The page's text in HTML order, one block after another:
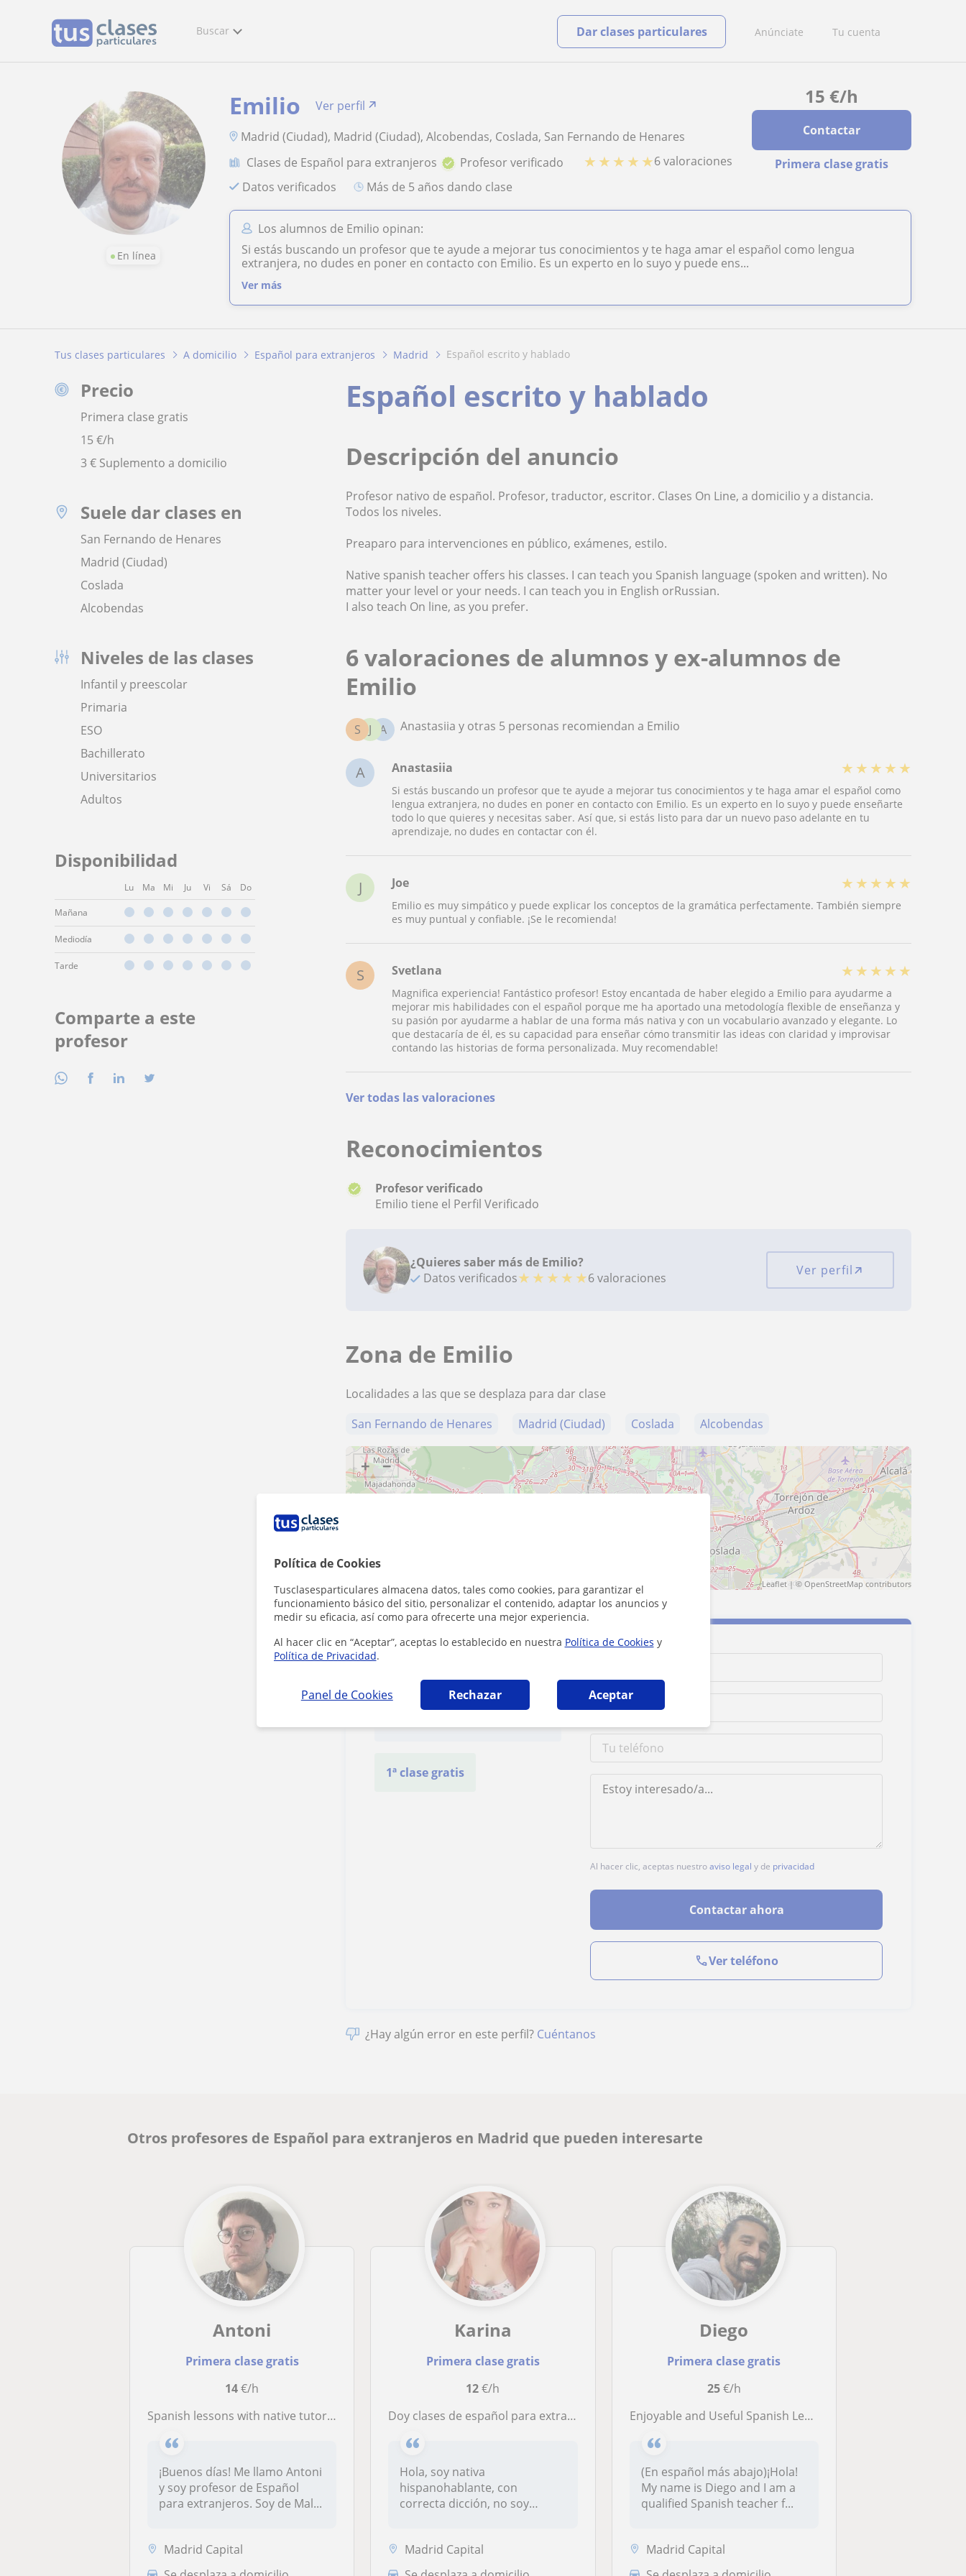
Política de Cookies
Tusclasesparticulares almacena datos, tales como cookies, para garantizar el
funcionamiento básico del sitio, personalizar el contenido, adaptar los anuncios y
medir su eficacia, así como para ofrecerte una mejor experiencia.
Al hacer clic en “Aceptar”, aceptas lo establecido en nuestra Política de Cookies y
Política de Privacidad.
Panel de Cookies Rechazar Aceptar
Buscar Anúnciate Tu cuenta
Dar clases particulares
En línea
15 €/h
Contactar
Primera clase gratis
Emilio
Ver perfil
Madrid (Ciudad), Madrid (Ciudad), Alcobendas, Coslada, San Fernando de Henares
Clases de Español para extranjeros
Profesor verificado ★ ★ ★ ★ ★6 valoraciones
Datos verificados
más de 5 años dando clase
Los alumnos de Emilio opinan:
Si estás buscando un profesor que te ayude a mejorar tus conocimientos y te haga amar el español como lengua
extranjera, no dudes en poner en contacto con Emilio. Es un experto en lo suyo y puede ens...
Ver más
Tus clases particulares A domicilio Español para extranjeros Madrid español escrito y hablado
Precio
Primera clase gratis
15€/h
3 € Suplemento a domicilio
Suele dar clases en
San Fernando de Henares
Madrid (Ciudad)
Coslada
Alcobendas
Niveles de las clases
Infantil y preescolar
Primaria
ESO
Bachillerato
Universitarios
Adultos
Disponibilidad
Lu Ma Mi Ju Vi Sá Do
Mañana
Mediodía
Tarde
Comparte a este
profesor
Español escrito y hablado
Descripción del anuncio
Profesor nativo de español. Profesor, traductor, escritor. Clases On Line, a domicilio y a distancia.
Todos los niveles.
Preaparo para intervenciones en público, exámenes, estilo.
Native spanish teacher offers his classes. I can teach you Spanish language (spoken and written). No
matter your level or your needs. I can teach you in English orRussian.
I also teach On line, as you prefer.
6 valoraciones de alumnos y ex-alumnos de
Emilio
A
J
S Anastasiia y otras 5 personas recomiendan a Emilio
A Anastasiia ★ ★ ★ ★ ★
Si estás buscando un profesor que te ayude a mejorar tus conocimientos y te haga amar el español como
lengua extranjera, no dudes en poner en contacto con Emilio. Es un experto en lo suyo y puede enseñarte
todo lo que quieres y necesitas saber. Así que, si estás listo para dar un nuevo paso adelante en tu
aprendizaje, no dudes en contactar con él.
J Joe ★ ★ ★ ★ ★
Emilio es muy simpático y puede explicar los conceptos de la gramática perfectamente. También siempre
es muy puntual y confiable. ¡Se le recomienda!
S Svetlana ★ ★ ★ ★ ★
Magnifica experiencia! Fantástico profesor! Estoy encantada de haber elegido a Emilio para ayudarme a
mejorar mis habilidades con el español porque me ha aportado una metodología flexible de enseñanza y
su pasión por ayudarme a hablar de una forma más nativa y con un vocabulario avanzado y elegante. Lo
que destacaría de él, es su capacidad para enseñar cómo transmitir las ideas con claridad y improvisar
contando las historias de forma personalizada. Muy recomendable!
Ver todas las valoraciones
Reconocimientos
Profesor verificado
Emilio tiene el Perfil Verificado
¿Quieres saber más de Emilio?
Datos verificados★ ★ ★ ★ ★6 valoraciones Ver perfil
Zona de Emilio
Localidades a las que se desplaza para dar clase
San Fernando de Henares
Madrid (Ciudad) Coslada Alcobendas
+ −
Leaflet| © OpenStreetMap contributors
Contacta con Emilio
1ª clase gratis
Al hacer clic, aceptas nuestroaviso legal y de privacidad
Contactar ahora
Ver teléfono
¿Hay algún error en este perfil? Cuéntanos
Otros profesores de Español para extranjeros en Madrid que pueden interesarte
Antoni
Primera clase gratis
14€/h
Spanish lessons with native tutor, highly personalized! Clases de español con tutor nativo
¡Buenos días! Me llamo Antoni
y soy profesor de Español
para extranjeros. Soy de Mal...
Madrid Capital
Karina
Primera clase gratis
12€/h
Doy clases de español para extranjeros
Hola, soy nativa
hispanohablante, con
correcta dicción, no soy
Madrid Capital
Diego
Primera clase gratis
25€/h
Enjoyable and Useful Spanish Lessons! // ¡Clases de español prácticas y divertidas!
(En español más abajo)¡Hola!
My name is Diego and I am a
qualified Spanish teacher f...
Madrid Capital